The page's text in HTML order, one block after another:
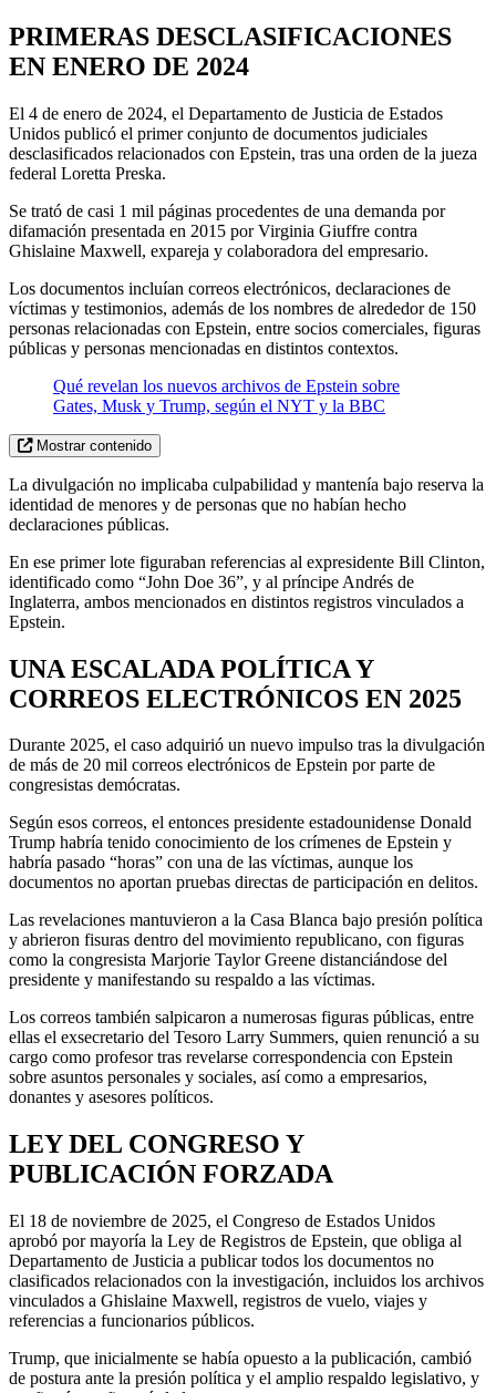
PRIMERAS DESCLASIFICACIONES
EN ENERO DE 2024
El 4 de enero de 2024, el Departamento de Justicia de Estados
Unidos publicó el primer conjunto de documentos judiciales
desclasificados relacionados con Epstein, tras una orden de la jueza
federal Loretta Preska.
Se trató de casi 1 mil páginas procedentes de una demanda por
difamación presentada en 2015 por Virginia Giuffre contra
Ghislaine Maxwell, expareja y colaboradora del empresario.
Los documentos incluían correos electrónicos, declaraciones de
víctimas y testimonios, además de los nombres de alrededor de 150
personas relacionadas con Epstein, entre socios comerciales, figuras
públicas y personas mencionadas en distintos contextos.
Qué revelan los nuevos archivos de Epstein sobre
Gates, Musk y Trump, según el NYT y la BBC
Mostrar contenido
La divulgación no implicaba culpabilidad y mantenía bajo reserva la
identidad de menores y de personas que no habían hecho
declaraciones públicas.
En ese primer lote figuraban referencias al expresidente Bill Clinton,
identificado como “John Doe 36”, y al príncipe Andrés de
Inglaterra, ambos mencionados en distintos registros vinculados a
Epstein.
UNA ESCALADA POLÍTICA Y
CORREOS ELECTRÓNICOS EN 2025
Durante 2025, el caso adquirió un nuevo impulso tras la divulgación
de más de 20 mil correos electrónicos de Epstein por parte de
congresistas demócratas.
Según esos correos, el entonces presidente estadounidense Donald
Trump habría tenido conocimiento de los crímenes de Epstein y
habría pasado “horas” con una de las víctimas, aunque los
documentos no aportan pruebas directas de participación en delitos.
Las revelaciones mantuvieron a la Casa Blanca bajo presión política
y abrieron fisuras dentro del movimiento republicano, con figuras
como la congresista Marjorie Taylor Greene distanciándose del
presidente y manifestando su respaldo a las víctimas.
Los correos también salpicaron a numerosas figuras públicas, entre
ellas el exsecretario del Tesoro Larry Summers, quien renunció a su
cargo como profesor tras revelarse correspondencia con Epstein
sobre asuntos personales y sociales, así como a empresarios,
donantes y asesores políticos.
LEY DEL CONGRESO Y
PUBLICACIÓN FORZADA
El 18 de noviembre de 2025, el Congreso de Estados Unidos
aprobó por mayoría la Ley de Registros de Epstein, que obliga al
Departamento de Justicia a publicar todos los documentos no
clasificados relacionados con la investigación, incluidos los archivos
vinculados a Ghislaine Maxwell, registros de vuelo, viajes y
referencias a funcionarios públicos.
Trump, que inicialmente se había opuesto a la publicación, cambió
de postura ante la presión política y el amplio respaldo legislativo, y